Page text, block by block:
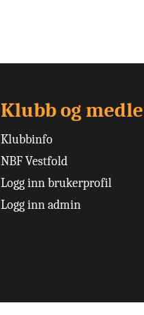
Klubb og
Klubbinfo
NBF Vestfold
Logg inn brukerprofil
Logg inn admin